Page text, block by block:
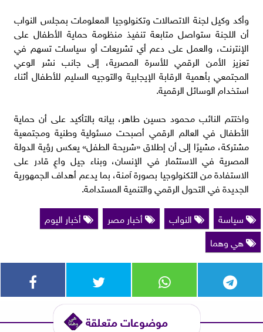
وأكد وكيل لجنة الاتصالات وتكنولوجيا المعلومات بمجلس النواب
أن اللجنة ستواصل متابعة تنفيذ منظومة حماية الأطفال على
الإنترنت، والعمل على دعم أي تشريعات أو سياسات تسهم في
تعزيز الأمن الرقمي للأسرة المصرية، إلى جانب نشر الوعي
المجتمعي بأهمية الرقابة الإيجابية والتوجيه السليم للأطفال أثناء
استخدام الوسائل الرقمية.
واختتم النائب محمود حسين طاهر، بيانه بالتأكيد على أن حماية
الأطفال في العالم الرقمي أصبحت مسئولية وطنية ومجتمعية
مشتركة، مشيرًا إلى أن إطلاق «شريحة الطفل» يعكس رؤية الدولة
المصرية في الاستثمار في الإنسان، وبناء جيل واعٍ قادر على
الاستفادة من التكنولوجيا بصورة آمنة، بما يدعم أهداف الجمهورية
الجديدة في التحول الرقمي والتنمية المستدامة.
سياسة
النواب أخبار مصر
أخبار اليوم
هي وهما
موضوعات متعلقة